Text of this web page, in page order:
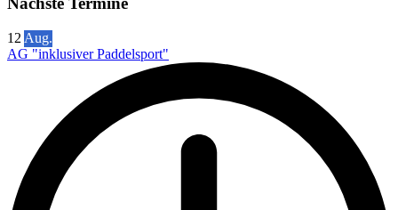
12 Aug.
AG "inklusiver Paddelsport"